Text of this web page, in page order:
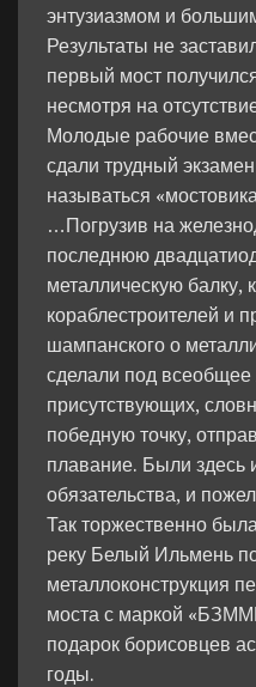
энтузиазмом и
Результаты не
первый мост
несмотря на
Молодые рабочие
сдали трудный
называться
…Погрузив на
последнюю
металлическую балку,
кораблестроителей и
шампанского о
сделали под всеобщее
присутствующих,
победную точку,
плавание. Были здесь
обязательства, и
Так торжественно
реку Белый Ильмень
металлоконструкция
моста с маркой
подарок борисовцев
годы.